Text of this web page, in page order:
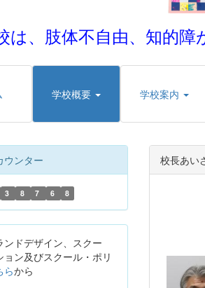
は、肢体不自由、知的
学校概要 学校案内
校長あい
ウンター
3 8 7 6 8
ンドデザイン、スクー
ョン及びスクール・ポリ
らから